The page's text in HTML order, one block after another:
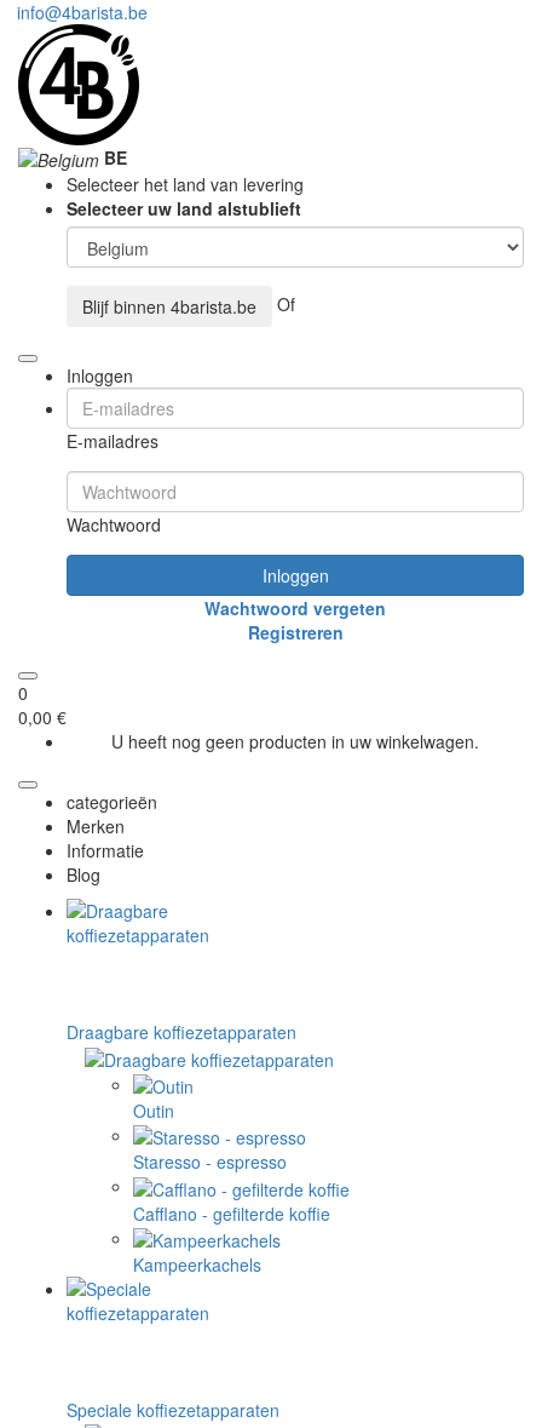
info@4barista.be
BE
Selecteer het land van levering
Selecteer uw land alstublieft
Blijf binnen 4barista.be Of
Inloggen
E-mailadres
Wachtwoord
Inloggen
Wachtwoord vergeten
Registreren
0
0,00 €
U heeft nog geen producten in uw winkelwagen.
categorieën
Merken
Informatie
Blog
Draagbare koffiezetapparaten
Outin
Staresso - espresso
Cafflano - gefilterde koffie
Kampeerkachels
Speciale koffiezetapparaten